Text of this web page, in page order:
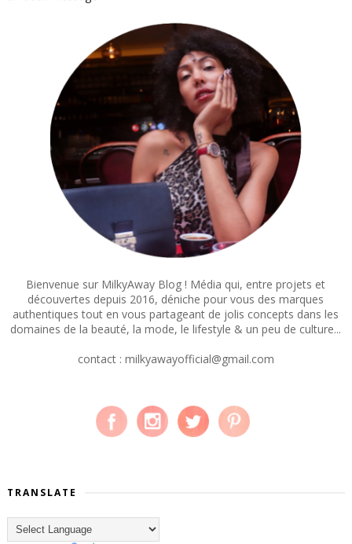
Bienvenue sur MilkyAway Blog ! Média qui, entre projets et
découvertes depuis 2016, déniche pour vous des marques
authentiques tout en vous partageant de jolis concepts dans les
domaines de la beauté, la mode, le lifestyle & un peu de culture...
contact : milkyawayofficial@gmail.com
TRANSLATE